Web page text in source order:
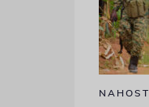
NAHOST